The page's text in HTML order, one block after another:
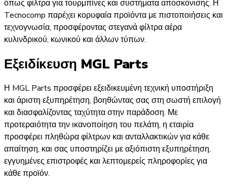
όπως φίλτρα για τουρμπίνες και συστήματα αποσκόνισης. Η
Tecnocomp παρέχει κορυφαία προϊόντα με πιστοποιήσεις και
τεχνογνωσία, προσφέροντας στεγανά φίλτρα αέρα
κυλινδρικού, κωνικού και άλλων τύπων.​
Εξειδίκευση MGL Parts
Η MGL Parts προσφέρει εξειδικευμένη τεχνική υποστήριξη
και άριστη εξυπηρέτηση, βοηθώντας σας στη σωστή επιλογή
και διασφαλίζοντας ταχύτητα στην παράδοση. Με
προτεραιότητα την ικανοποίηση του πελάτη, η εταιρία
προσφέρει πληθώρα φίλτρων και ανταλλακτικών για κάθε
απαίτηση, και σας υποστηρίζει με αξιόπιστη εξυπηρέτηση,
εγγυημένες επιστροφές και λεπτομερείς πληροφορίες για
κάθε προϊόν.